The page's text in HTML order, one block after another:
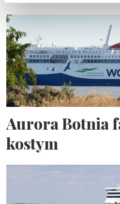
Aurora Botnia
kostym